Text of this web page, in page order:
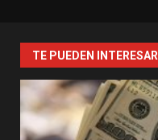
TE PUEDEN INTERESAR